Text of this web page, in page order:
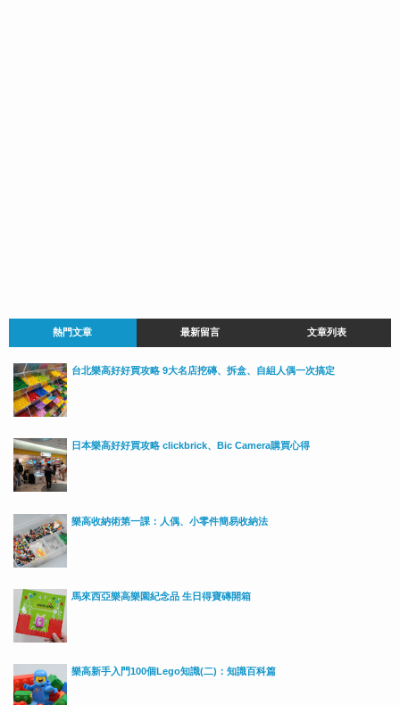
熱門文章 最新留言 文章列表
台北樂高好好買攻略 9大名店挖磚、拆盒、自組人偶一次搞定
日本樂高好好買攻略 clickbrick、Bic Camera購買心得
樂高收納術第一課：人偶、小零件簡易收納法
馬來西亞樂高樂園紀念品 生日得寶磚開箱
樂高新手入門100個Lego知識(二)：知識百科篇